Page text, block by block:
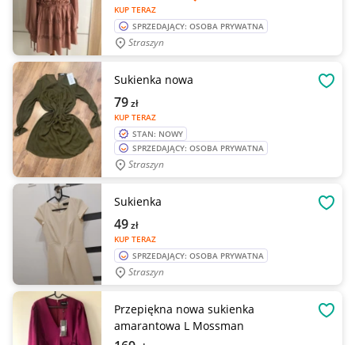
KUP TERAZ
SPRZEDAJĄCY: OSOBA PRYWATNA
Straszyn
Sukienka nowa
KUP TERAZ
79zł
STAN: NOWY
SPRZEDAJĄCY: OSOBA PRYWATNA
Straszyn
Sukienka
KUP TERAZ
49zł
SPRZEDAJĄCY: OSOBA PRYWATNA
Straszyn
Przepiękna nowa sukienka
amarantowa L Mossman